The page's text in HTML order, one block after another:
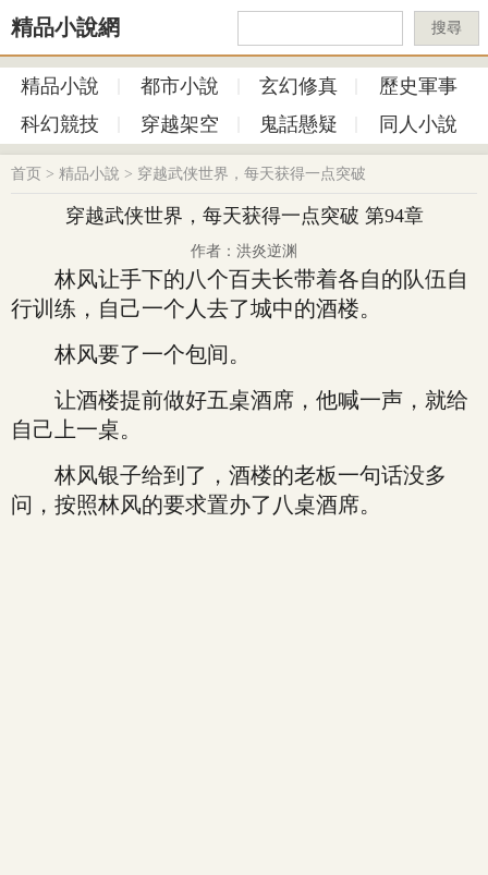
精品小說網 搜尋
精品小說 都市小說 玄幻修真
歷史軍事
科幻競技
穿越架空 鬼話懸疑 同人小說
首页 > 精品小說 > 穿越武侠世界，每天获得一点突破
穿越武侠世界，每天获得一点突破 第94章
作者：洪炎逆渊
林风让手下的八个百夫长带着各自的队伍自
行训练，自己一个人去了城中的酒楼。
林风要了一个包间。
让酒楼提前做好五桌酒席，他喊一声，就给
自己上一桌。
林风银子给到了，酒楼的老板一句话没多
问，按照林风的要求置办了八桌酒席。